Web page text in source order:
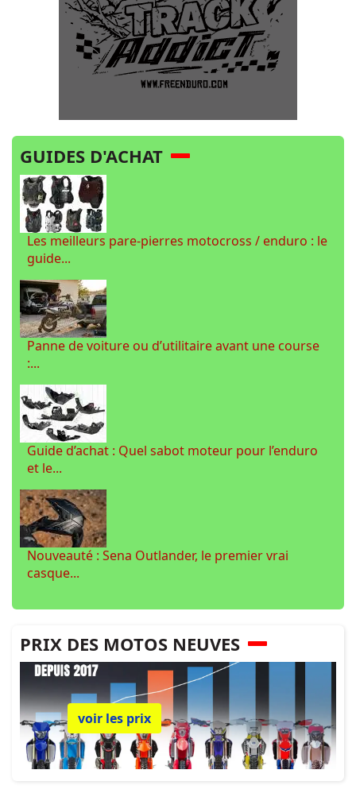
GUIDES D'ACHAT
Les meilleurs pare-pierres motocross / enduro : le
guide...
Panne de voiture ou d’utilitaire avant une course
:...
Guide d’achat : Quel sabot moteur pour l’enduro
et le...
Nouveauté : Sena Outlander, le premier vrai
casque...
PRIX DES MOTOS NEUVES
voir les prix